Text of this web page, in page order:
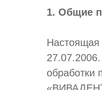
1. Общие
Настоящая